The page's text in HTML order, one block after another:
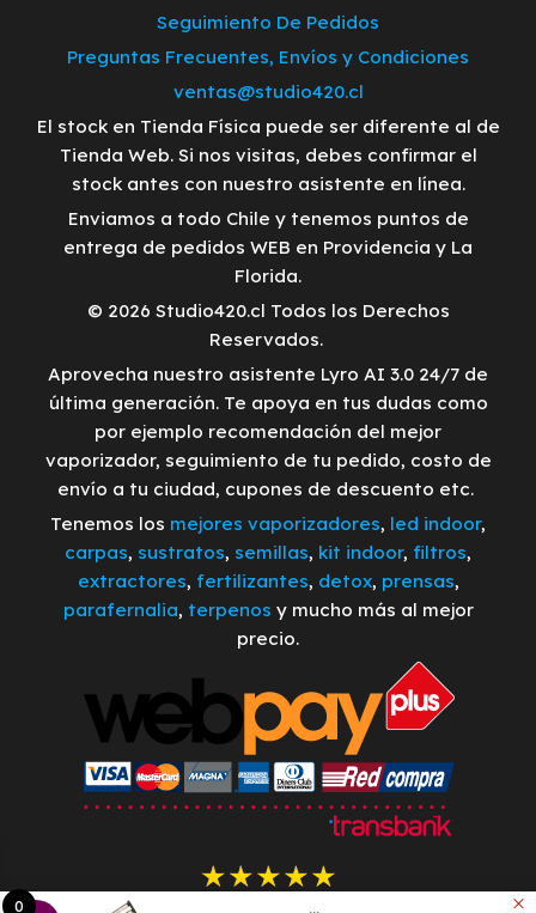
Seguimiento De Pedidos
Preguntas Frecuentes, Envíos y Condiciones
ventas@studio420.cl
El stock en Tienda Física puede ser diferente al de
Tienda Web. Si nos visitas, debes confirmar el
stock antes con nuestro asistente en línea.
Enviamos a todo Chile y tenemos puntos de
entrega de pedidos WEB en Providencia y La
Florida.
© 2026 Studio420.cl Todos los Derechos
Reservados.
Aprovecha nuestro asistente Lyro AI 3.0 24/7 de
última generación. Te apoya en tus dudas como
por ejemplo recomendación del mejor
vaporizador, seguimiento de tu pedido, costo de
envío a tu ciudad, cupones de descuento etc.
Tenemos los mejores vaporizadores, led indoor,
carpas, sustratos, semillas, kit indoor, filtros,
extractores, fertilizantes, detox, prensas,
parafernalia, terpenos y mucho más al mejor
precio.
0